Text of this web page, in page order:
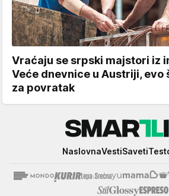
Vraćaju se srpski majstori iz
Veće dnevnice u Austriji, evo
za povratak
NaslovnaVestiSaveti